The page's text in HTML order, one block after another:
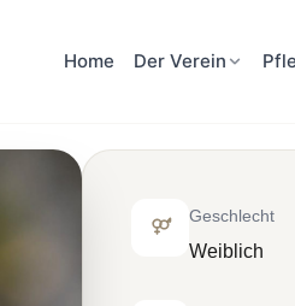
Home Der Verein
Geschlecht
Weiblich